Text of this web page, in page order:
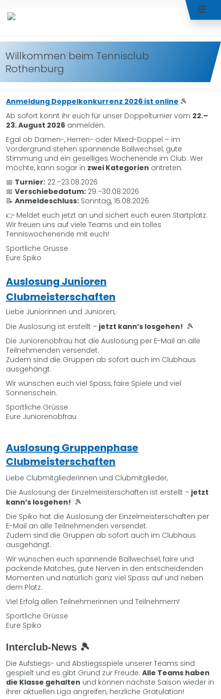
Willkommen beim Tennisclub
Rothenburg
Anmeldung Doppelkonkurrenz 2026 ist online 🎾
Ab sofort könnt ihr euch für unser Doppelturnier vom 22.–
23. August 2026 anmelden.
Egal ob Damen-, Herren- oder Mixed-Doppel – im
Vordergrund stehen spannende Ballwechsel, gute
Stimmung und ein geselliges Wochenende im Club. Wer
möchte, kann sogar in zwei Kategorien antreten.
📅 Turnier: 22.–23.08.2026
📅 Verschiebedatum: 29.–30.08.2026
📝 Anmeldeschluss: Sonntag, 15.08.2026
👉 Meldet euch jetzt an und sichert euch euren Startplatz.
Wir freuen uns auf viele Teams und ein tolles
Tenniswochenende mit euch!
Sportliche Grüsse
Eure Spiko
Auslosung Junioren
Clubmeisterschaften
Liebe Juniorinnen und Junioren,
Die Auslosung ist erstellt – jetzt kann’s losgehen! 🎾
​​​​​​​Die Juniorenobfrau hat die Auslosung per E-Mail an alle
Teilnehmenden versendet.
Zudem sind die Gruppen ab sofort auch im Clubhaus
ausgehängt.
Wir wünschen euch viel Spass, faire Spiele und viel
Sonnenschein.
Sportliche Grüsse
Eure Juniorenobfrau
Auslosung Gruppenphase
Clubmeisterschaften
Liebe Clubmitgliederinnen und Clubmitglieder,
Die Auslosung der Einzelmeisterschaften ist erstellt – jetzt
kann’s losgehen! 🎾
​​​​​​​Die Spiko hat die Auslosung der Einzelmeisterschaften per
E-Mail an alle Teilnehmenden versendet.
Zudem sind die Gruppen ab sofort auch im Clubhaus
ausgehängt.
Wir wünschen euch spannende Ballwechsel, faire und
packende Matches, gute Nerven in den entscheidenden
Momenten und natürlich ganz viel Spass auf und neben
dem Platz.
Viel Erfolg allen Teilnehmerinnen und Teilnehmern!
Sportliche Grüsse
Eure Spiko
Interclub-News 🎾
Die Aufstiegs- und Abstiegsspiele unserer Teams sind
gespielt und es gibt Grund zur Freude. Alle Teams haben
die Klasse gehalten und können nächste Saison wieder in
ihrer aktuellen Liga angreifen, herzliche Gratulation!